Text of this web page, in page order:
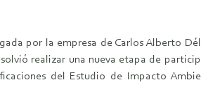
por la empresa de Carlos Alberto
realizar una nueva etapa de
del Estudio de Impacto